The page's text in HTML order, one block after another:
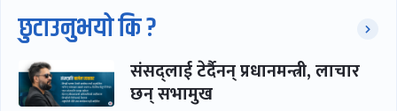
छुटाउनुभयो कि ?
संसद्लाई टेर्दैनन् प्रधानमन्त्री, लाचार
छन् सभामुख